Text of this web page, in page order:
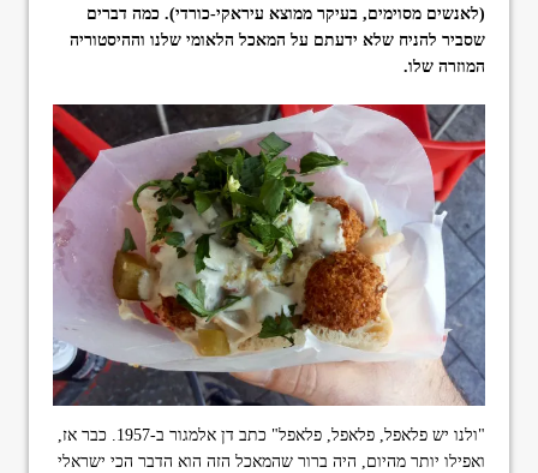
format_underlined הוסף קו תחתון לקישורים
font_download סמן קישורים
ל
א
פ
ס
א
ת
כ
ל
ה
א
פ
ש
ר
ו
י
ו
ת
cached
(לאנשים מסוימים, בעיקר ממוצא עיראקי-כורדי). כמה דברים
שסביר להניח שלא ידעתם על המאכל הלאומי שלנו וההיסטוריה
המוזרה שלו.
"ולנו יש פלאפל, פלאפל, פלאפל" כתב דן אלמגור ב-1957. כבר אז,
ואפילו יותר מהיום, היה ברור שהמאכל הזה הוא הדבר הכי ישראלי